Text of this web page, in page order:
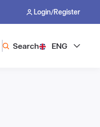
Login/Register
Search ENG